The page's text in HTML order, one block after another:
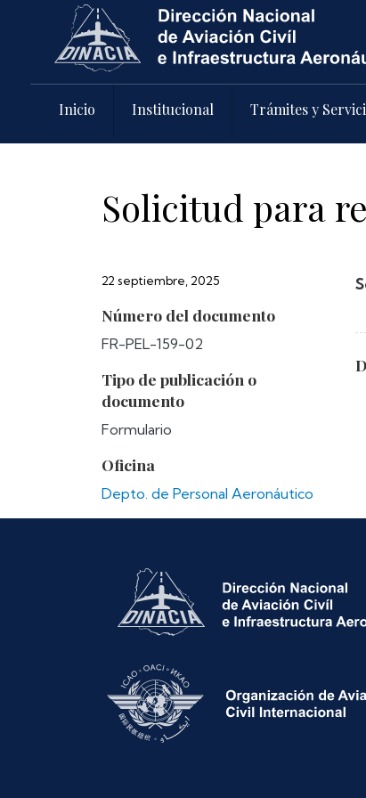
Pasar al contenido principal
Inicio Institucional Trámites y
Solicitud para
22 septiembre, 2025
Número del documento
FR-PEL-159-02
Tipo de publicación o
documento
Formulario
Oficina
Depto. de Personal Aeronáutico